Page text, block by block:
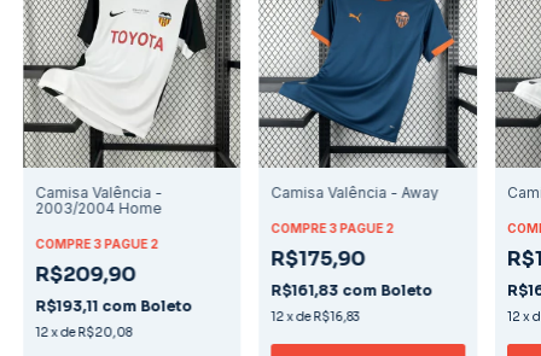
Camisa Valência -
2003/2004 Home
COMPRE 3 PAGUE 2
R$209,90
R$193,11 com Boleto
12xde R$20,08
Camisa Valência - Away
COMPRE 3 PAGUE 2
R$175,90
R$161,83 com Boleto
12xde R$16,83 12 x